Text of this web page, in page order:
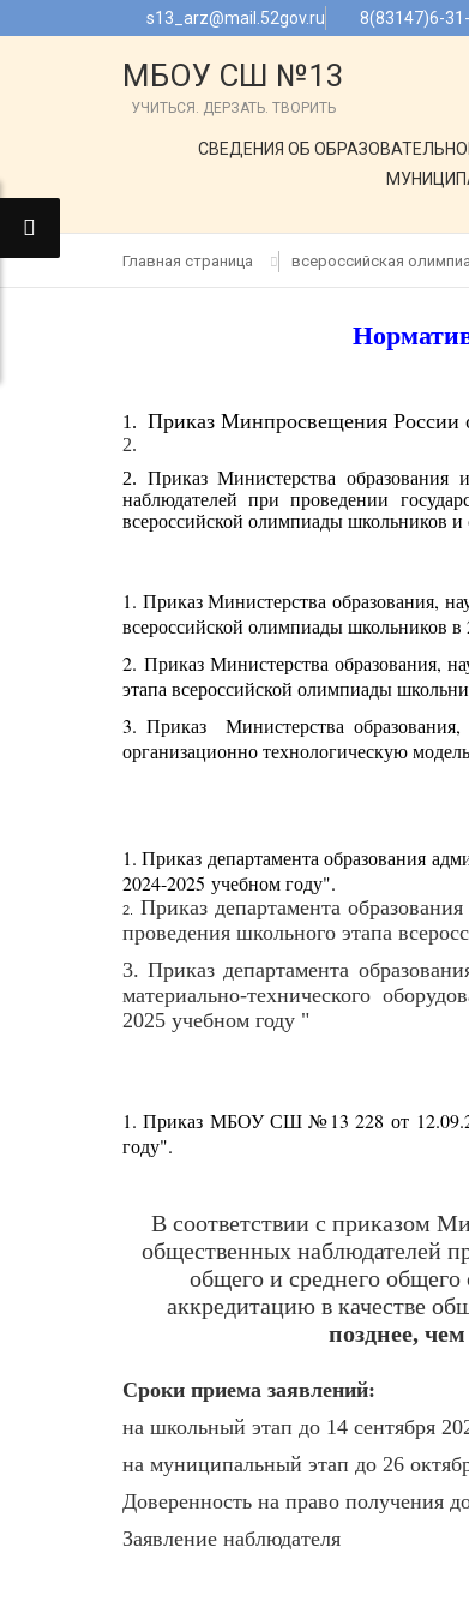
s13_arz@mail.52gov.ru 8(83147)6-
МБОУ СШ №13
УЧИТЬСЯ. ДЕРЗАТЬ. ТВОРИТЬ
СВЕДЕНИЯ ОБ
Главная страница всероссийская
1. Приказ Минпросвещения России
2.
2. Приказ Министерства
наблюдателей при проведении
всероссийской олимпиады школьников
1. Приказ Министерства образования,
всероссийской олимпиады школьников
2. Приказ Министерства образования,
этапа всероссийской олимпиады
3.Приказ Министерства
организационно технологическую
1. Приказ департамента образования
2024-2025 учебном году".
2.
Приказ департамента
проведения школьного этапа
3.Приказ департамента
материально-технического
2025 учебном году "
1. Приказ МБОУ СШ №13 228 от
году".
В соответствии с приказом
общественных наблюдателей
общего и среднего
аккредитацию в качестве
позднее,
Сроки приема заявлений:
на школьный этап до 14 сентября
на муниципальный этап до 26
Доверенность на право получения
Заявление наблюдателя